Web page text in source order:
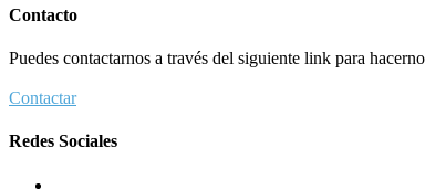
Contacto
Puedes contactarnos a través del siguiente link para
Contactar
Redes Sociales